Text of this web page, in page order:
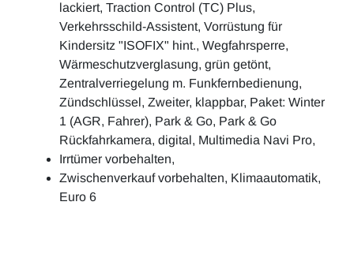
lackiert, Traction Control (TC) Plus,
Verkehrsschild-Assistent, Vorrüstung für
Kindersitz "ISOFIX" hint., Wegfahrsperre,
Wärmeschutzverglasung, grün getönt,
Zentralverriegelung m. Funkfernbedienung,
Zündschlüssel, Zweiter, klappbar, Paket: Winter
1 (AGR, Fahrer), Park & Go, Park & Go
Rückfahrkamera, digital, Multimedia Navi Pro,
Irrtümer vorbehalten,
Zwischenverkauf vorbehalten, Klimaautomatik,
Euro 6